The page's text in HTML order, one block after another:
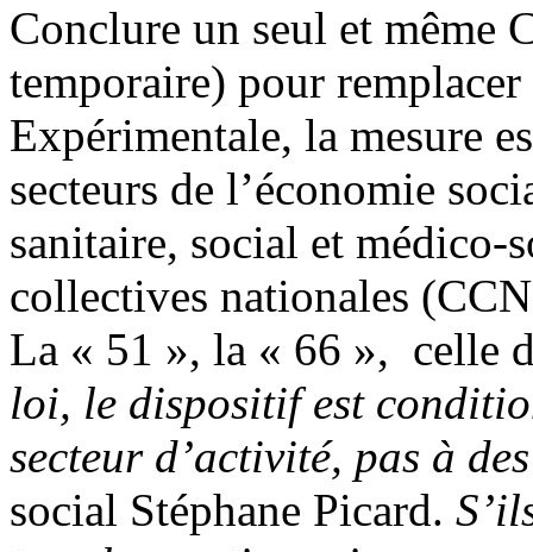
Conclure un seul et même
temporaire) pour
Expérimentale, la mesure
secteurs de l’économie
sanitaire, social et médico-
collectives nationales
La « 51 », la « 66 », celle
loi, le dispositif est
secteur d’activité, pas à
social Stéphane Picard.